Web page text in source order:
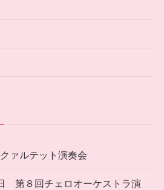
ァルテット演奏会
第８回チェロオーケストラ演